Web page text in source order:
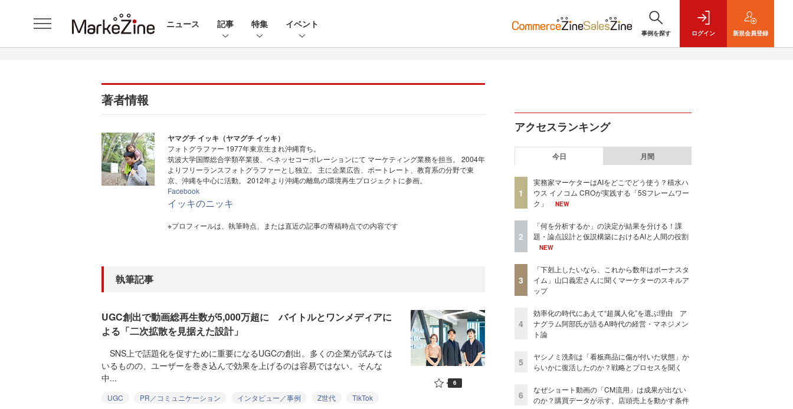
ニュース 記事 特集 イベント
事例を探す ログイン 新規会員登録
著者情報
ヤマグチ イッキ（ヤマグチ イッキ）
フォトグラファー 1977年東京生まれ沖縄育ち。
筑波大学国際総合学類卒業後、ベネッセコーポレーションにて マーケティング業務を担当。 2004年
よりフリーランスフォトグラファーとし独立。 主に企業広告、ポートレート、教育系の分野で東
京、沖縄を中心に活動。 2012年より沖縄の離島の環境再生プロジェクトに参画。
Facebook
イッキのニッキ
※プロフィールは、執筆時点、または直近の記事の寄稿時点での内容です
執筆記事
UGC創出で動画総再生数が5,000万超に バイトルとワンメディアに
よる「二次拡散を見据えた設計」
SNS上で話題化を促すために重要になるUGCの創出。多くの企業が試みては
いるものの、ユーザーを巻き込んで効果を上げるのは容易ではない。そんな
中...
UGC PR／コミュニケーション インタビュー／事例 Z世代
TikTok
6
アクセスランキング
今日 月間
1
実務家マーケターはAIをどこでどう使う？積水ハ
ウス イノコム CROが実践する「5Sフレームワー
ク」
NEW
2
「何を分析するか」の決定が結果を分ける！課
題・論点設計と仮説構築におけるAIと人間の役割
NEW
3
「下剋上したいなら、これから数年はボーナスタ
イム」山口義宏さんに聞くマーケターのスキルア
ップ
4
効率化の時代にあえて“超属人化”を選ぶ理由 ア
ナグラム阿部氏が語るAI時代の経営・マネジメン
ト論
5
ヤシノミ洗剤は「看板商品に傷が付いた状態」か
らいかに復活したのか？戦略とプロセスを聞く
6
なぜショート動画の「CM流用」は成果が出ない
のか？購買データが示す、店頭売上を動かす条件